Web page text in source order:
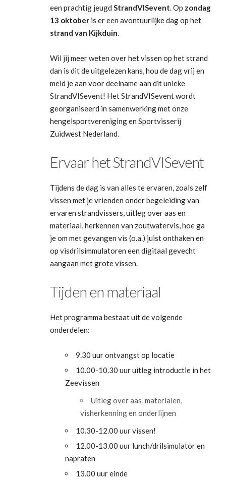
een prachtig jeugd StrandVISevent. Op zondag
13 oktober is er een avontuurlijke dag op het
strand van Kijkduin.
Wil jij meer weten over het vissen op het strand
dan is dit de uitgelezen kans, hou de dag vrij en
meld je aan voor deelname aan dit unieke
StrandVISevent! Het StrandVISevent wordt
georganiseerd in samenwerking met onze
hengelsportvereniging en Sportvisserij
Zuidwest Nederland.
Ervaar het StrandVISevent
Tijdens de dag is van alles te ervaren, zoals zelf
vissen met je vrienden onder begeleiding van
ervaren strandvissers, uitleg over aas en
materiaal, herkennen van zoutwatervis, hoe ga
je om met gevangen vis (o.a.) juist onthaken en
op visdrilsimmulatoren een digitaal gevecht
aangaan met grote vissen.
Tijden en materiaal
Het programma bestaat uit de volgende
onderdelen:
9.30 uur ontvangst op locatie
10.00-10.30 uur uitleg introductie in het
Zeevissen
Uitleg over aas, materialen,
visherkenning en onderlijnen
10.30-12.00 uur vissen!
12.00-13.00 uur lunch/drilsimulator en
napraten
13.00 uur einde